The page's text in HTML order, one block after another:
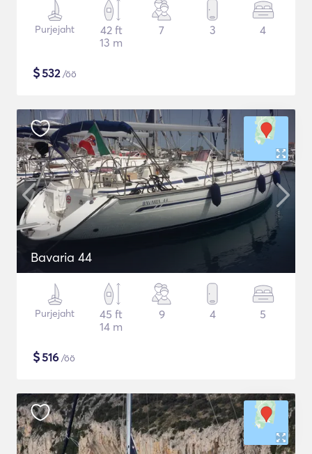
Purjejaht
42 ft
13 m
7 3 4
$532/öö
Bavaria 44
Purjejaht
45 ft
14 m
9 4 5
$516 /öö